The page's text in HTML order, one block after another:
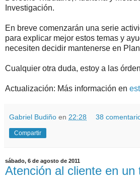
Investigación.
En breve comenzarán una serie
para explicar mejor estos temas y
necesiten decidir mantenerse en
Cualquier otra duda, estoy a las
Actualización: Más información en
Gabriel Budiño en 22:28 38
Compartir
sábado, 6 de agosto de 2011
Atención al cliente en un